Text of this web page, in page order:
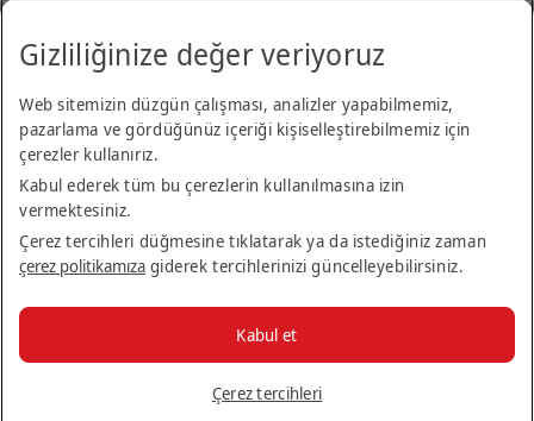
Bize ulaşın
Gizlilik politikası
Kural ve koşullar
Çerez Politikası
Siber güvenlik
© 2026 The Emirates Group. Her Hakkı Saklıdır.
Gizliliğinize değer veriyoruz
Web sitemizin düzgün çalışması, analizler yapabilmemiz,
pazarlama ve gördüğünüz içeriği kişiselleştirebilmemiz için
çerezler kullanırız.
Kabul ederek tüm bu çerezlerin kullanılmasına izin
vermektesiniz.
Çerez tercihleri düğmesine tıklatarak ya da istediğiniz zaman
çerez politikamıza giderek tercihlerinizi güncelleyebilirsiniz.
Çerez tercihleri
Kabul et